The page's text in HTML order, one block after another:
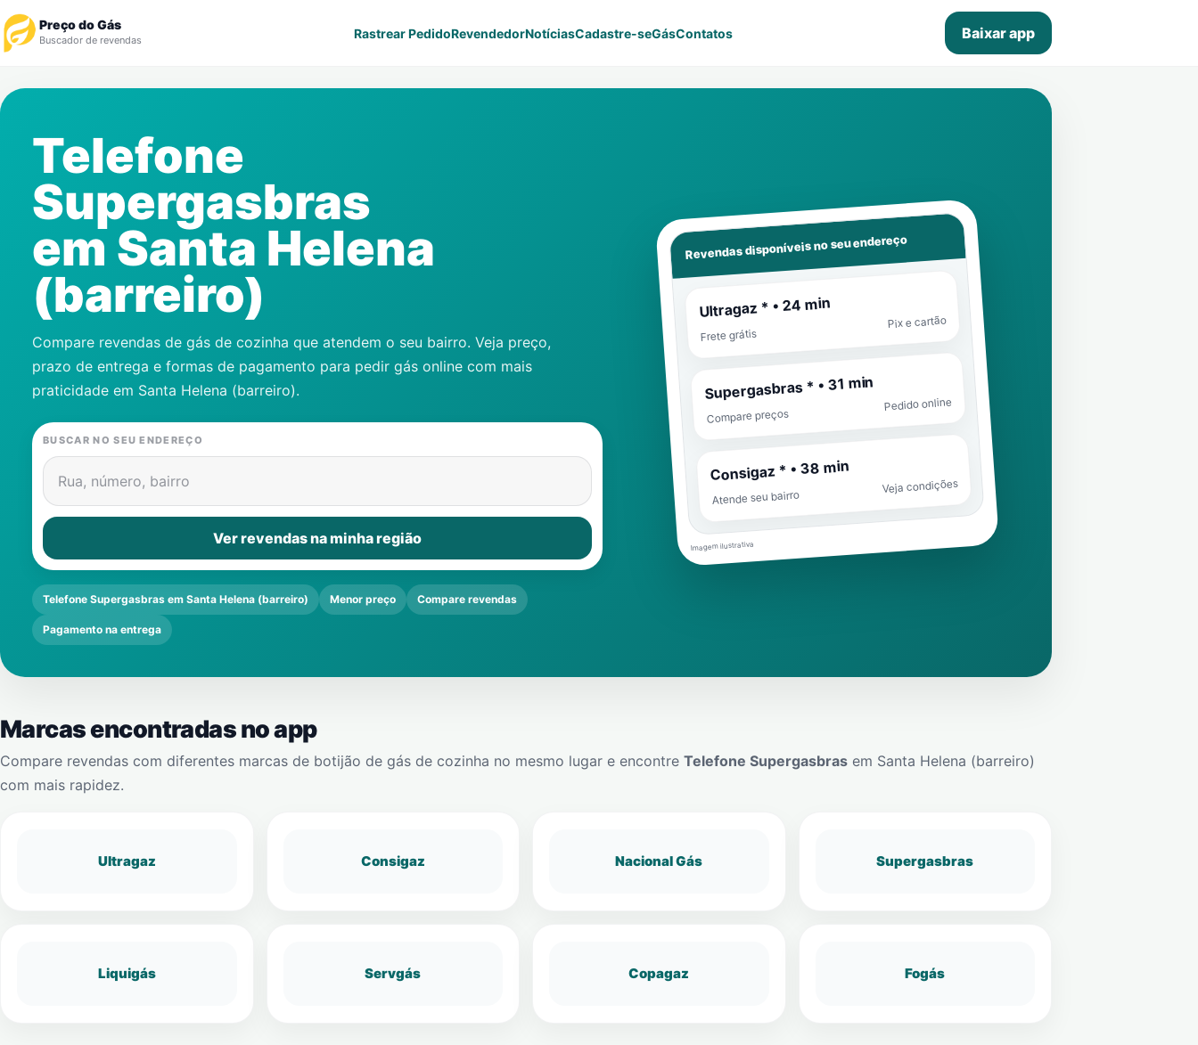
Preço do Gás
Buscador de revendas Rastrear PedidoRevendedorNotíciasCadastre-seGásContatos Baixar app
Revendedor
Notícias
Cadastre-se
Gás
Telefone
Supergasbras
emSanta Helena
(barreiro)
Compare revendas de gás de cozinha que atendem o seu bairro. Veja preço,
prazo de entrega e formas de pagamento para pedir gás online com mais
praticidade em Santa Helena (barreiro).
BUSCAR NO SEU ENDEREÇO
Rua, número, bairro
Ver revendas na minha região
Telefone Supergasbras em Santa Helena (barreiro) Menor preço Compare revendas
Pagamento na entrega
Revendas disponíveis no seu endereço
Ultragaz * • 24 min
Frete grátis
Pix e cartão
Supergasbras * • 31 min
Compare preços
Pedido online
Consigaz * • 38 min
Atende seu bairro
Veja condições
Imagem ilustrativa
Marcas encontradas no app
Compare revendas com diferentes marcas de botijão de gás de cozinha no mesmo lugar e encontre Telefone Supergasbras em Santa Helena (barreiro)
com mais rapidez.
Ultragaz Consigaz Nacional Gás Supergasbras
Liquigás Servgás Copagaz Fogás